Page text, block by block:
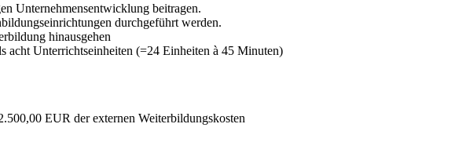
Unternehmensentwicklung beitragen.
durchgeführt werden.
hinausgehen
Unterrichtseinheiten (=24 Einheiten à 45 Minuten)
EUR der externen Weiterbildungskosten